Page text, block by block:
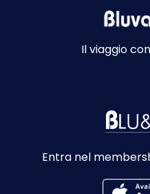
Il viaggio
Entra nel